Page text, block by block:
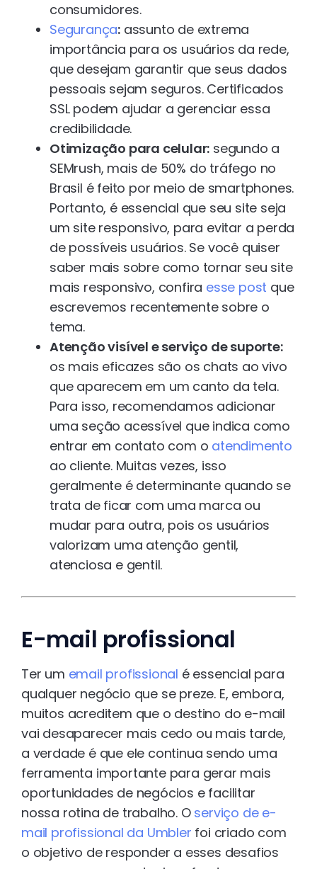
consumidores.
Segurança: assunto de extrema
importância para os usuários da rede,
que desejam garantir que seus dados
pessoais sejam seguros. Certificados
SSL podem ajudar a gerenciar essa
credibilidade.
Otimização para celular: segundo a
SEMrush, mais de 50% do tráfego no
Brasil é feito por meio de smartphones.
Portanto, é essencial que seu site seja
um site responsivo, para evitar a perda
de possíveis usuários. Se você quiser
saber mais sobre como tornar seu site
mais responsivo, confira esse post que
escrevemos recentemente sobre o
tema.
Atenção visível e serviço de suporte:
os mais eficazes são os chats ao vivo
que aparecem em um canto da tela.
Para isso, recomendamos adicionar
uma seção acessível que indica como
entrar em contato com o atendimento
ao cliente. Muitas vezes, isso
geralmente é determinante quando se
trata de ficar com uma marca ou
mudar para outra, pois os usuários
valorizam uma atenção gentil,
atenciosa e gentil.
E-mail profissional
Ter um email profissional é essencial para
qualquer negócio que se preze. E, embora,
muitos acreditem que o destino do e-mail
vai desaparecer mais cedo ou mais tarde,
a verdade é que ele continua sendo uma
ferramenta importante para gerar mais
oportunidades de negócios e facilitar
nossa rotina de trabalho. O serviço de e-
mail profissional da Umbler foi criado com
o objetivo de responder a esses desafios